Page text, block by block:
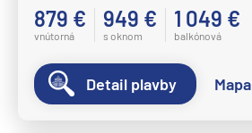
879 €
vnútorná
949 €
s oknom
1 049 €
balkónová
Detail plavby Mapa